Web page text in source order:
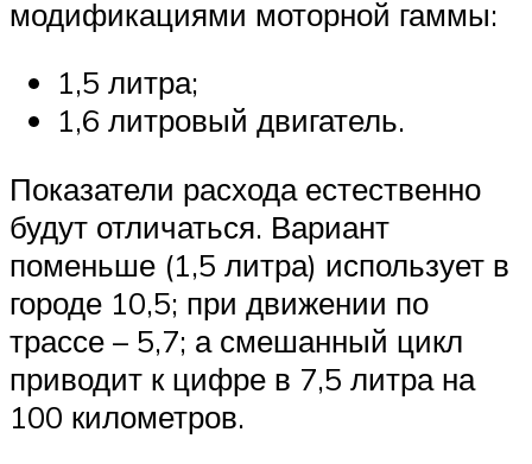
модификациями моторной гаммы:
1,5 литра;
1,6 литровый двигатель.
Показатели расхода естественно
будут отличаться. Вариант
поменьше (1,5 литра) использует в
городе 10,5; при движении по
трассе – 5,7; а смешанный цикл
приводит к цифре в 7,5 литра на
100 километров.